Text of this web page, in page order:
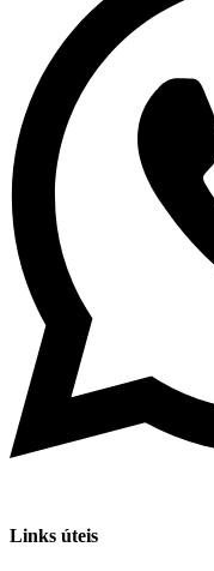
Links úteis